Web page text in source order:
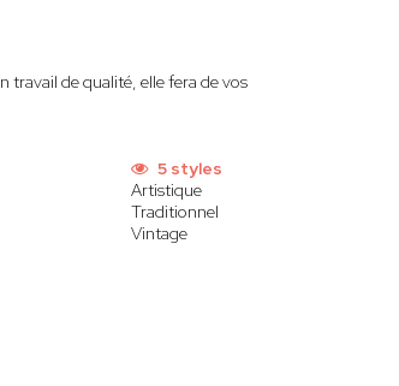
travail de qualité, elle fera de vos
5 styles
Artistique
Traditionnel
Vintage